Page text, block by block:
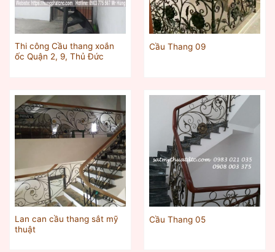
Thi công Cầu thang xoắn
ốc Quận 2, 9, Thủ Đức
Cầu Thang 09
Lan can cầu thang sắt mỹ
thuật
Cầu Thang 05